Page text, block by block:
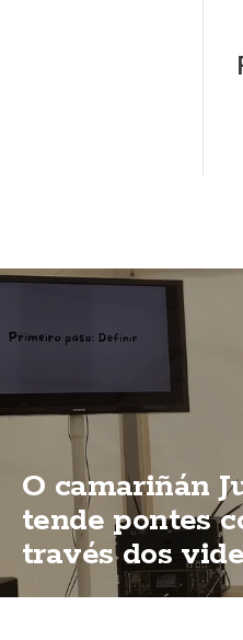
O camariñán
tende pontes
través dos